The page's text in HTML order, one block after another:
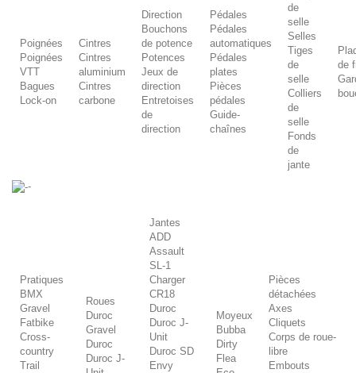
Poignées
Poignées
VTT
Bagues
Lock-on
Cintres
Cintres
aluminium
Cintres
carbone
Direction
Bouchons
de potence
Potences
Jeux de
direction
Entretoises
de
direction
Pédales
Pédales
automatiques
Pédales
plates
Pièces
pédales
Guide-
chaînes
de
selle
Selles
Tiges
de
selle
Colliers
de
selle
Fonds
de
jante
de
-
Pratiques
BMX
Gravel
Fatbike
Cross-
country
Trail
Roues
Duroc
Gravel
Duroc
Duroc J-
Jantes
ADD
Assault
SL-1
Charger
CR18
Duroc
Duroc J-
Unit
Duroc SD
Envy
Moyeux
Bubba
Dirty
Flea
Pièces
détachées
Axes
Cliquets
Corps de roue-
libre
Embouts